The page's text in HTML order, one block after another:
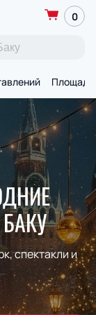
0
спектакли и